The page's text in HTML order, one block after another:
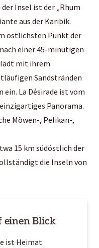
Insel ist der „Rhum
aus der Karibik.
östlichsten Punkt der
einer 45-minütigen
lädt mit ihrem
Sandstränden
ein. La Désirade ist vom
Panorama.
Möwen-, Pelikan-,
15 km südöstlich der
die Inseln von
einen Blick
ist Heimat